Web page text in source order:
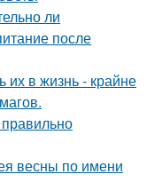
ли
после
в жизнь - крайне
весны по имени